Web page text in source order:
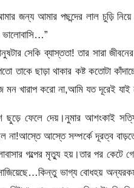
আমার পছন্দের লাল চুড়ি নিয়ে
ভালোবাসি…”
সেকি ব্যাস্ততা! তার সারা
তাকে ছাড়া থাকার কষ্ট কতোটা
মন খারাপ করো না,আমি যত দূরেই
ছুড়ে ফেলে দেয়।নুমার আশংকাই
না!আস্তে আস্তে সম্পর্কে দূরত্ব
গল্পের মৃত্যু হয়।তার পর
ভাগ্য বোধহয় অন্যরকম